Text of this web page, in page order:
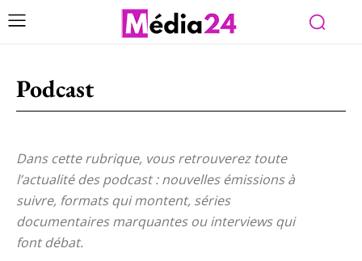
Podcast
Dans cette rubrique, vous retrouverez toute
l’actualité des podcast : nouvelles émissions à
suivre, formats qui montent, séries
documentaires marquantes ou interviews qui
font débat.